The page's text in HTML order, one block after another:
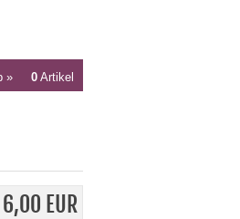
» 0 Artikel
6,00 EUR